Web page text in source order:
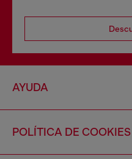
AYUDA
POLÍTICA DE